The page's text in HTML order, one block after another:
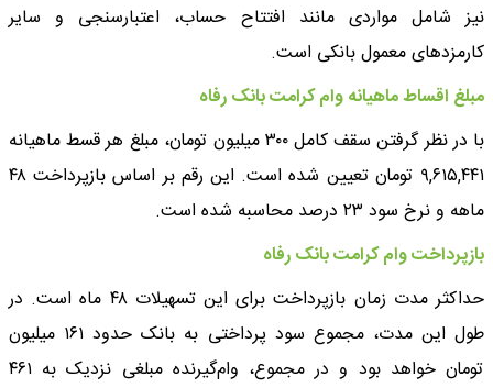
نیز شامل مواردی مانند افتتاح حساب، اعتبارسنجی و سایر
کارمزدهای معمول بانکی است.
مبلغ اقساط ماهیانه وام کرامت بانک رفاه
با در نظر گرفتن سقف کامل ۳۰۰ میلیون تومان، مبلغ هر قسط ماهیانه
۹,۶۱۵,۴۴۱ تومان تعیین شده است. این رقم بر اساس بازپرداخت ۴۸
ماهه و نرخ سود ۲۳ درصد محاسبه شده است.
بازپرداخت وام کرامت بانک رفاه
حداکثر مدت زمان بازپرداخت برای این تسهیلات ۴۸ ماه است. در
طول این مدت، مجموع سود پرداختی به بانک حدود ۱۶۱ میلیون
تومان خواهد بود و در مجموع، وام‌گیرنده مبلغی نزدیک به ۴۶۱